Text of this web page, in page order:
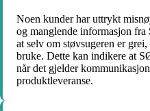
Noen kunder har uttrykt
og manglende informasjon
at selv om støvsugeren er
bruke. Dette kan indikere at
når det gjelder
produktleveranse.